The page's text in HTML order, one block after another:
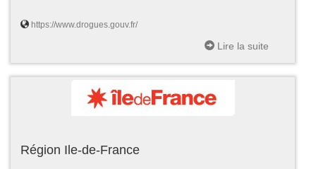
https://www.drogues.gouv.fr/
Lire la suite
Région Ile-de-France